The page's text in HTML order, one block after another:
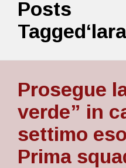
Posts
Prosegue
verde” in
settimo
Prima